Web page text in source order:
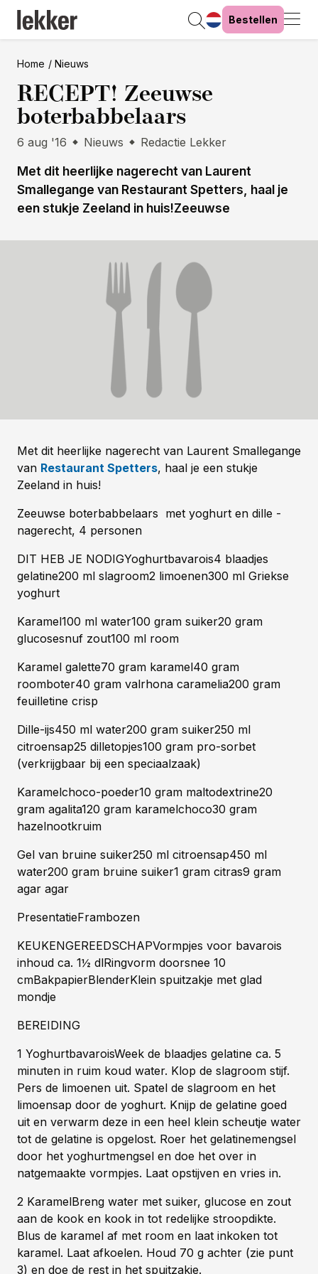
Bestellen
Home Nieuws
RECEPT! Zeeuwse
boterbabbelaars
6 aug '16 Nieuws Redactie Lekker
Met dit heerlijke nagerecht van Laurent
Smallegange van Restaurant Spetters, haal je
een stukje Zeeland in huis!Zeeuwse
Met dit heerlijke nagerecht van Laurent Smallegange
van Restaurant Spetters, haal je een stukje
Zeeland in huis!
Zeeuwse boterbabbelaars met yoghurt en dille -
nagerecht, 4 personen
DIT HEB JE NODIGYoghurtbavarois4 blaadjes
gelatine200 ml slagroom2 limoenen300 ml Griekse
yoghurt
Karamel100 ml water100 gram suiker20 gram
glucosesnuf zout100 ml room
Karamel galette70 gram karamel40 gram
roomboter40 gram valrhona caramelia200 gram
feuilletine crisp
Dille-ijs450 ml water200 gram suiker250 ml
citroensap25 dilletopjes100 gram pro-sorbet
(verkrijgbaar bij een speciaalzaak)
Karamelchoco-poeder10 gram maltodextrine20
gram agalita120 gram karamelchoco30 gram
hazelnootkruim
Gel van bruine suiker250 ml citroensap450 ml
water200 gram bruine suiker1 gram citras9 gram
agar agar
PresentatieFrambozen
KEUKENGEREEDSCHAPVormpjes voor bavarois
inhoud ca. 1½ dlRingvorm doorsnee 10
cmBakpapierBlenderKlein spuitzakje met glad
mondje
BEREIDING
1 YoghurtbavaroisWeek de blaadjes gelatine ca. 5
minuten in ruim koud water. Klop de slagroom stijf.
Pers de limoenen uit. Spatel de slagroom en het
limoensap door de yoghurt. Knijp de gelatine goed
uit en verwarm deze in een heel klein scheutje water
tot de gelatine is opgelost. Roer het gelatinemengsel
door het yoghurtmengsel en doe het over in
natgemaakte vormpjes. Laat opstijven en vries in.
2 KaramelBreng water met suiker, glucose en zout
aan de kook en kook in tot redelijke stroopdikte.
Blus de karamel af met room en laat inkoken tot
karamel. Laat afkoelen. Houd 70 g achter (zie punt
3) en doe de rest in het spuitzakje.